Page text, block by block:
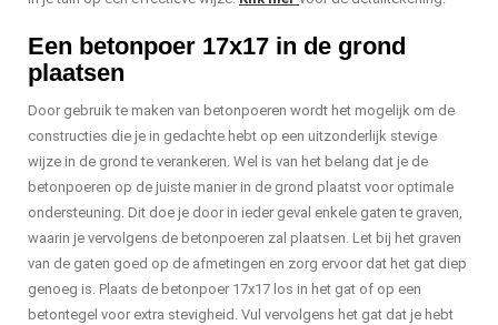
Een betonpoer 17x17 in de grond
plaatsen
Door gebruik te maken van betonpoeren wordt het mogelijk om de
constructies die je in gedachte hebt op een uitzonderlijk stevige
wijze in de grond te verankeren. Wel is van het belang dat je de
betonpoeren op de juiste manier in de grond plaatst voor optimale
ondersteuning. Dit doe je door in ieder geval enkele gaten te graven,
waarin je vervolgens de betonpoeren zal plaatsen. Let bij het graven
van de gaten goed op de afmetingen en zorg ervoor dat het gat diep
genoeg is. Plaats de betonpoer 17x17 los in het gat of op een
betontegel voor extra stevigheid. Vul vervolgens het gat dat je hebt